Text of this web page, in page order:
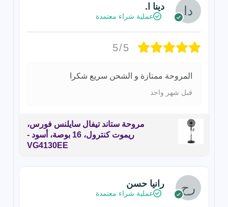
دينا ا.
عملية شراء معتمدة
5/5
المروحة ممتازة و الشحن سريع شكرا
قبل شهر واحد
مروحة ستاند تيفال سايلنس فورس،
ريموت كنترول، 16 بوصة، أسود -
VG4130EE
رانيا حسن
عملية شراء معتمدة